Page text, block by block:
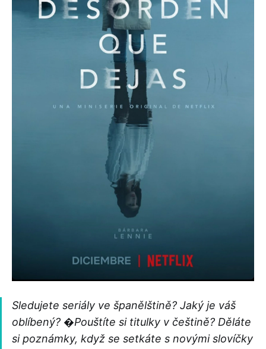
Sledujete seriály ve španělštině? Jaký je váš
oblíbený? �Pouštíte si titulky v češtině? Děláte
si poznámky, když se setkáte s novými slovíčky